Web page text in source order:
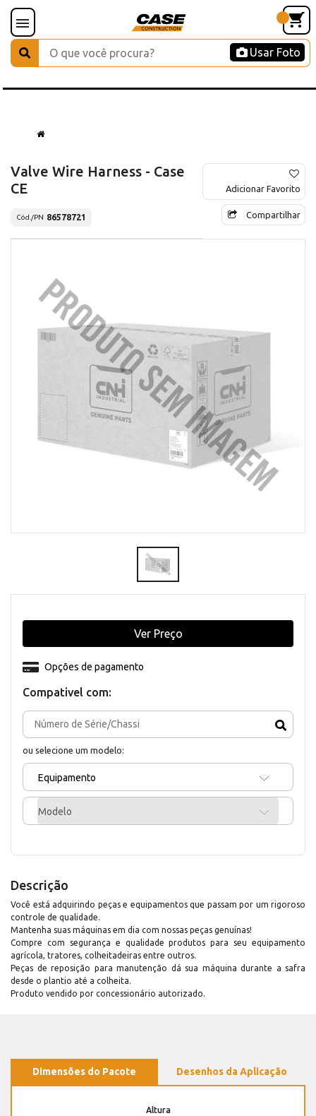
Usar Foto
Valve Wire Harness - Case
CE
Cód./PN 86578721
Adicionar Favorito
Compartilhar
Compativel com:
ou selecione um modelo:
Equipamento
Modelo
Opções de pagamento
Ver Preço
Descrição
Você está adquirindo peças e equipamentos que passam por um rigoroso
controle de qualidade.
Mantenha suas máquinas em dia com nossas peças genuínas!
Compre com segurança e qualidade produtos para seu equipamento
agrícola, tratores, colheitadeiras entre outros.
Peças de reposição para manutenção dá sua máquina durante a safra
desde o plantio até a colheita.
Produto vendido por concessionário autorizado.
Dimensões do Pacote Desenhos da Aplicação
Altura